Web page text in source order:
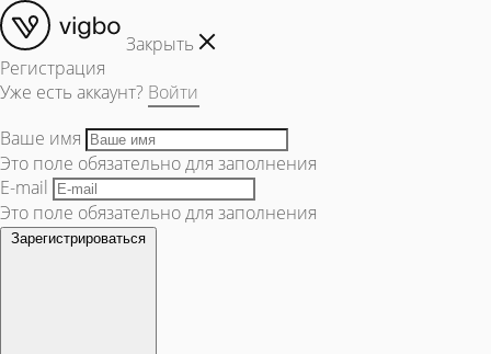
Закрыть
Регистрация
Уже есть аккаунт? Войти
Ваше имя
Это поле обязательно для заполнения
E-mail
Это поле обязательно для заполнения
Зарегистрироваться